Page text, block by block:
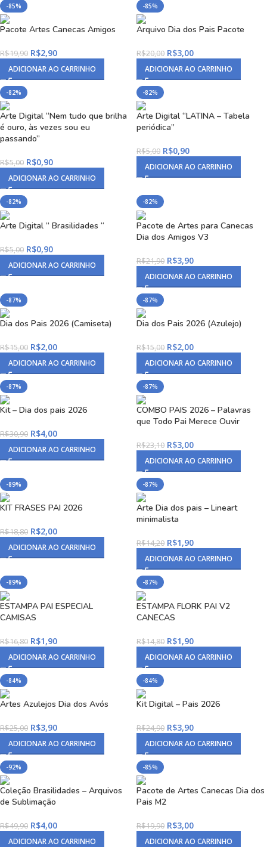
-85%
Pacote Artes Canecas Amigos
R$19,90 R$2,90
ADICIONAR AO CARRINHO
-85%
Arquivo Dia dos Pais Pacote
R$20,00 R$3,00
ADICIONAR AO CARRINHO
-82%
Arte Digital “Nem tudo que brilha
é ouro, às vezes sou eu
passando”
R$5,00 R$0,90
ADICIONAR AO CARRINHO
-82%
Arte Digital “LATINA – Tabela
periódica”
R$5,00 R$0,90
ADICIONAR AO CARRINHO
-82%
Arte Digital ” Brasilidades “
R$5,00 R$0,90
ADICIONAR AO CARRINHO
-82%
Pacote de Artes para Canecas
Dia dos Amigos V3
R$21,90 R$3,90
ADICIONAR AO CARRINHO
-87%
Dia dos Pais 2026 (Camiseta)
R$15,00 R$2,00
ADICIONAR AO CARRINHO
-87%
Dia dos Pais 2026 (Azulejo)
R$15,00 R$2,00
ADICIONAR AO CARRINHO
-87%
Kit – Dia dos pais 2026
R$30,90 R$4,00
ADICIONAR AO CARRINHO
-87%
COMBO PAIS 2026 – Palavras
que Todo Pai Merece Ouvir
R$23,10 R$3,00
ADICIONAR AO CARRINHO
-89%
KIT FRASES PAI 2026
R$18,80 R$2,00
ADICIONAR AO CARRINHO
-87%
Arte Dia dos pais – Lineart
minimalista
R$14,20 R$1,90
ADICIONAR AO CARRINHO
-89%
ESTAMPA PAI ESPECIAL
CAMISAS
R$16,80 R$1,90
ADICIONAR AO CARRINHO
-87%
ESTAMPA FLORK PAI V2
CANECAS
R$14,80 R$1,90
ADICIONAR AO CARRINHO
-84%
Artes Azulejos Dia dos Avós
R$25,00 R$3,90
ADICIONAR AO CARRINHO
-84%
Kit Digital – Pais 2026
R$24,90 R$3,90
ADICIONAR AO CARRINHO
-92%
Coleção Brasilidades – Arquivos
de Sublimação
R$49,90 R$4,00
ADICIONAR AO CARRINHO
-85%
Pacote de Artes Canecas Dia dos
Pais M2
R$19,90 R$3,00
ADICIONAR AO CARRINHO